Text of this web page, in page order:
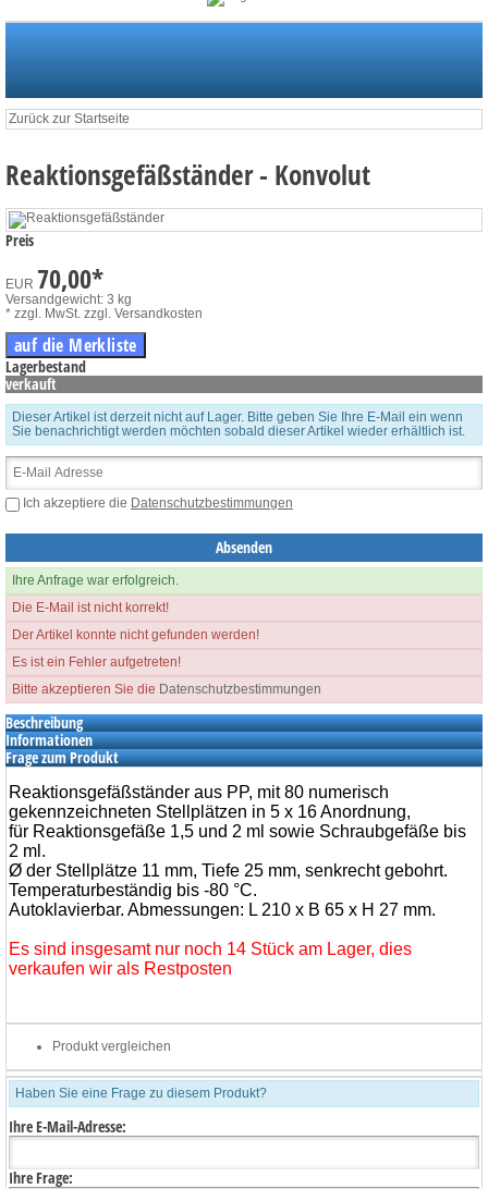
Zurück zur Startseite
Reaktionsgefäßständer - Konvolut
Preis
EUR 70,00*
Versandgewicht: 3 kg
* zzgl. MwSt. zzgl. Versandkosten
Lagerbestand
verkauft
Dieser Artikel ist derzeit nicht auf Lager. Bitte geben Sie Ihre E-Mail ein wenn
Sie benachrichtigt werden möchten sobald dieser Artikel wieder erhältlich ist.
Ich akzeptiere die Datenschutzbestimmungen
Ihre Anfrage war erfolgreich.
Die E-Mail ist nicht korrekt!
Der Artikel konnte nicht gefunden werden!
Es ist ein Fehler aufgetreten!
Bitte akzeptieren Sie die Datenschutzbestimmungen
Beschreibung
Informationen
Frage zum Produkt
Reaktionsgefäßständer aus PP, mit 80 numerisch
gekennzeichneten Stellplätzen in 5 x 16 Anordnung,
für Reaktionsgefäße 1,5 und 2 ml sowie Schraubgefäße bis
2 ml.
Ø der Stellplätze 11 mm, Tiefe 25 mm, senkrecht gebohrt.
Temperaturbeständig bis -80 °C.
Autoklavierbar. Abmessungen: L 210 x B 65 x H 27 mm.
Es sind insgesamt nur noch 14 Stück am Lager, dies
verkaufen wir als Restposten
Produkt vergleichen
Haben Sie eine Frage zu diesem Produkt?
Ihre E-Mail-Adresse:
Ihre Frage: